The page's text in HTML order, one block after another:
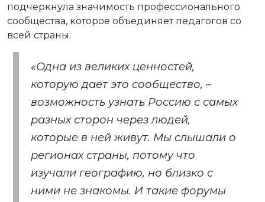
подчеркнула значимость профессионального
сообщества, которое объединяет педагогов со
всей страны:
«Одна из великих ценностей,
которую дает это сообщество, –
возможность узнать Россию с самых
разных сторон через людей,
которые в ней живут. Мы слышали о
регионах страны, потому что
изучали географию, но близко с
ними не знакомы. И такие форумы